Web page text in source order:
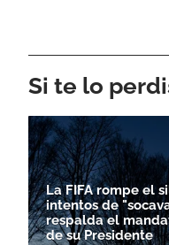
Si te lo
La FIFA rompe el
intentos de
respalda el
de su Presidente